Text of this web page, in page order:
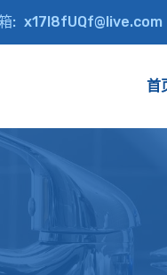
: x17I8fUQf@live.com
首